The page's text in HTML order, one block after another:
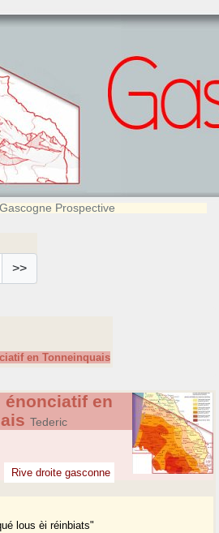
Prospective
>>
en Tonneinquais
énonciatif en
Tederic
Rive droite gasconne
lous èi réinbiats"